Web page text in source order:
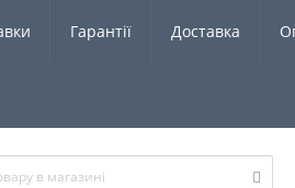
Гарантії Доставка